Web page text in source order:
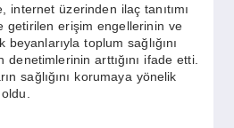
üzerinden ilaç tanıtımı
getirilen erişim engellerinin ve
beyanlarıyla toplum sağlığını
arttığını ifade etti.
sağlığını korumaya yönelik